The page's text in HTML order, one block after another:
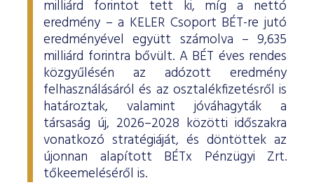
milliárd forintot tett ki, míg a nettó
eredmény – a KELER Csoport BÉT-re jutó
eredményével együtt számolva – 9,635
milliárd forintra bővült. A BÉT éves rendes
közgyűlésén az adózott eredmény
felhasználásáról és az osztalékfizetésről is
határoztak, valamint jóváhagyták a
társaság új, 2026–2028 közötti időszakra
vonatkozó stratégiáját, és döntöttek az
újonnan alapított BÉTx Pénzügyi Zrt.
tőkeemeléséről is.